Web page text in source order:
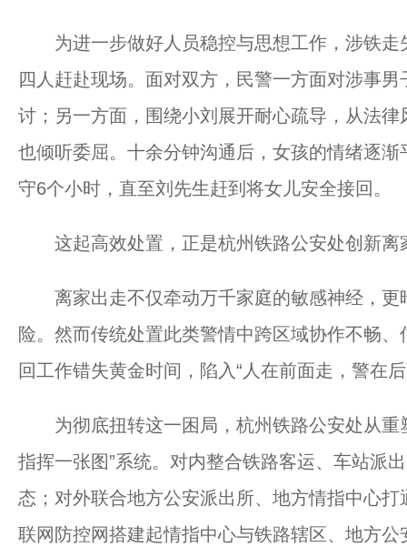
为进一步做好人员稳控与思想工作，涉铁走
四人赶赴现场。面对双方，民警一方面对涉事
讨；另一方面，围绕小刘展开耐心疏导，从法
也倾听委屈。十余分钟沟通后，女孩的情绪逐
守6个小时，直至刘先生赶到将女儿安全接回。
这起高效处置，正是杭州铁路公安处创新离
离家出走不仅牵动万千家庭的敏感神经，更
险。然而传统处置此类警情中跨区域协作不畅
回工作错失黄金时间，陷入“人在前面走，警在
为彻底扭转这一困局，杭州铁路公安处从重
指挥一张图”系统。对内整合铁路客运、车站派
态；对外联合地方公安派出所、地方情指中心
联网防控网搭建起情指中心与铁路辖区、地方